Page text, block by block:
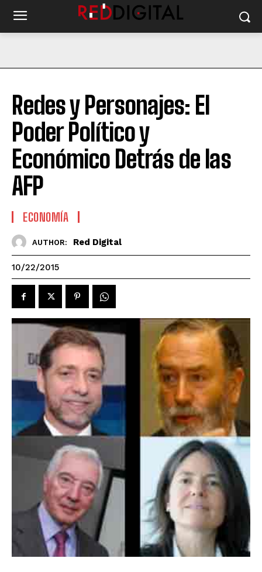
Redes y Personajes: El
Poder Político y
Económico Detrás de las
AFP
ECONOMÍA
AUTHOR: Red Digital
10/22/2015